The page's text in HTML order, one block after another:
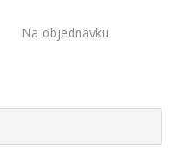
Na objednávku